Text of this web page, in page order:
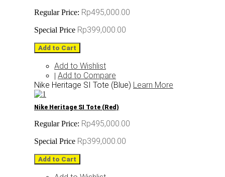
Regular Price: Rp495,000.00
Special Price Rp399,000.00
Add to Cart
Add to Wishlist
| Add to Compare
Nike Heritage SI Tote (Blue) Learn More
Nike Heritage SI Tote (Red)
Regular Price: Rp495,000.00
Special Price Rp399,000.00
Add to Cart